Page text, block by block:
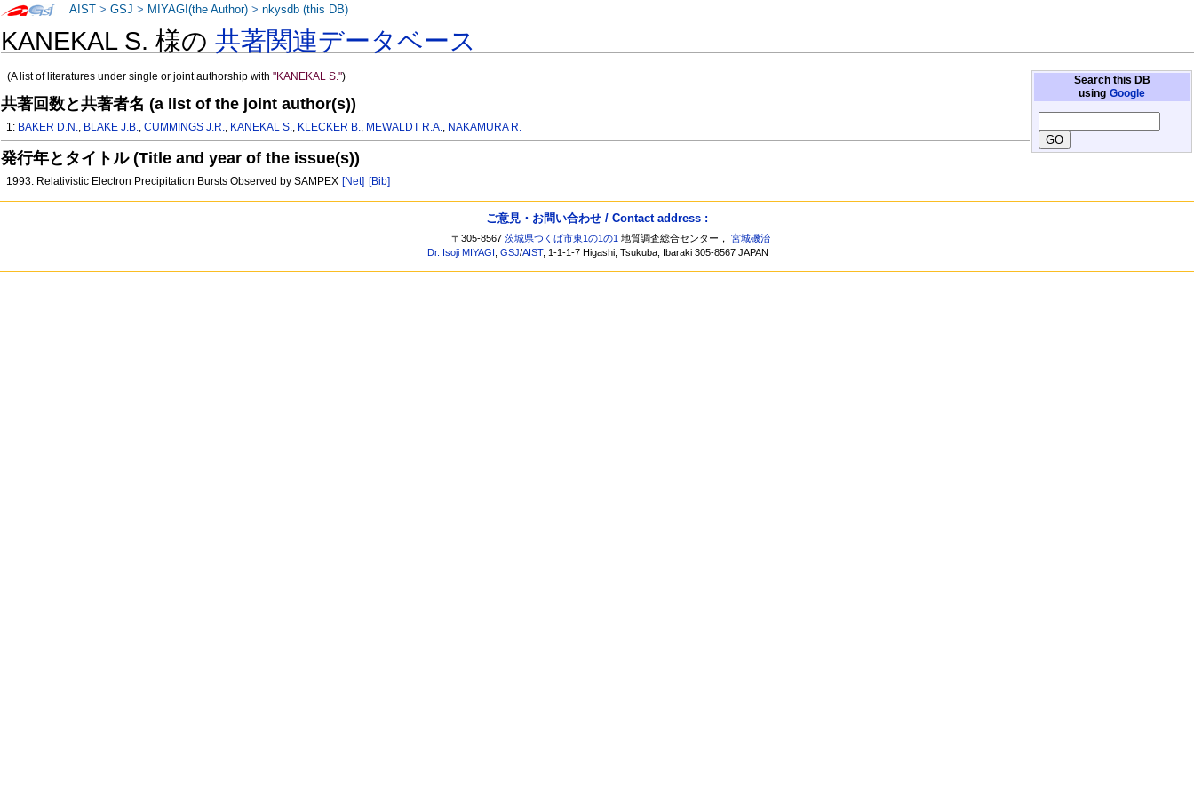
KANEKAL S. 様の共著関連データベース
Search this DB
using Google
+(A list of literatures under single or joint authorship with"KANEKAL S.")
共著回数と共著者名 (a list of the joint author(s))
1: BAKER D.N., BLAKE J.B.,CUMMINGS J.R., KANEKAL S., KLECKER B., MEWALDT R.A., NAKAMURA R.
発行年とタイトル (Title and year of the issue(s))
1993: Relativistic Electron Precipitation Bursts Observed by SAMPEX [Net] [Bib]
AIST >GSJ > MIYAGI(the Author) >nkysdb (this DB)
ご意見・お問い合わせ / Contact address :
〒305-8567茨城県つくば市東1の1の1 地質調査総合センター，宮城磯治
Dr. Isoji MIYAGI ,GSJ/AIST, 1-1-1-7 Higashi, Tsukuba, Ibaraki 305-8567 JAPAN